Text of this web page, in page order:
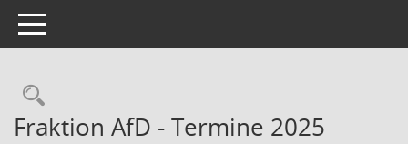
Toggle navigation
Rechercheauswahl
Fraktion AfD - Termine 2025